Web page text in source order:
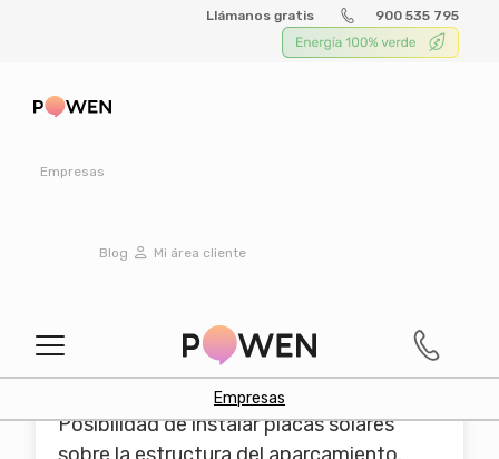
Llámanos gratis 900 535 795
Empresas
Blog Mi área cliente
Empresas
Instalaciones
Fotovoltaicas en
Aparcamientos
Aparcamiento solar:
placas en la estructura
Posibilidad de instalar placas solares